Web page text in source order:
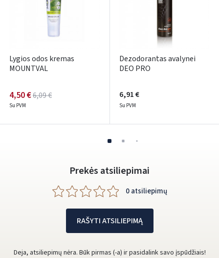
Lygios odos kremas
MOUNTVAL
4,50 €6,09 €
Su PVM
Dezodorantas avalynei
DEO PRO
6,91 €
Su PVM
Prekės atsiliepimai
0 atsiliepimų
RAŠYTI ATSILIEPIMĄ
Deja, atsiliepimų nėra. Būk pirmas (-a) ir pasidalink savo įspūdžiais!
Google
Dar neturite paskyros? Registruokites